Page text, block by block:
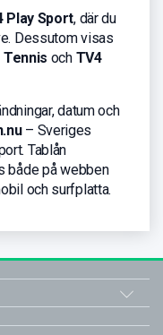
Play Sport, där du
Dessutom visas
Tennis och TV4
datum och
– Sveriges
Tablån
både på webben
och surfplatta.